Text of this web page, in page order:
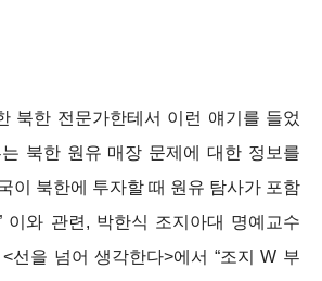
북한 전문가한테서 이런 얘기를 들었
는 북한 원유 매장 문제에 대한 정보를
이 북한에 투자할 때 원유 탐사가 포함
이와 관련, 박한식 조지아대 명예교수
선을 넘어 생각한다>에서 “조지 W 부